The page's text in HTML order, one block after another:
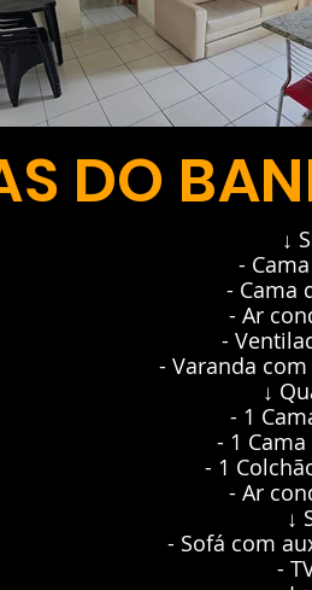
DO
↓
-
- Cama
- Ar
-
- Varanda
↓
- 1
- 1
- 1
- Ar
↓
- Sofá com
-